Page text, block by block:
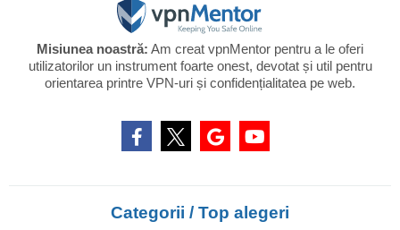
Misiunea noastră: Am creat vpnMentor pentru a le oferi
utilizatorilor un instrument foarte onest, devotat și util pentru
orientarea printre VPN-uri și confidențialitatea pe web.
Categorii / Top alegeri